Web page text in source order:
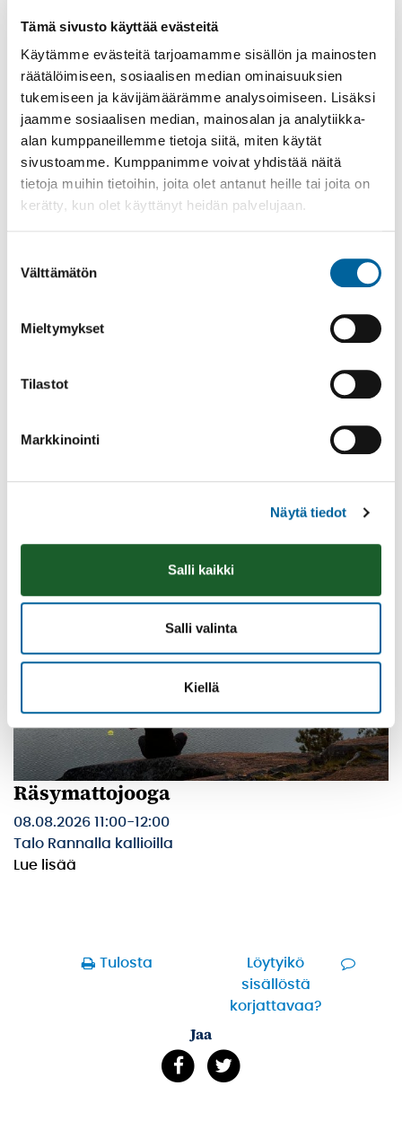
Tämä sivusto käyttää evästeitä
Käytämme evästeitä tarjoamamme sisällön ja mainosten
räätälöimiseen, sosiaalisen median ominaisuuksien
tukemiseen ja kävijämäärämme analysoimiseen. Lisäksi
jaamme sosiaalisen median, mainosalan ja analytiikka-
alan kumppaneillemme tietoja siitä, miten käytät
sivustoamme. Kumppanimme voivat yhdistää näitä
tietoja muihin tietoihin, joita olet antanut heille tai joita on
kerätty, kun olet käyttänyt heidän palvelujaan.
valinta
Välttämätön
Mieltymykset
Tilastot
Markkinointi
Näytä tiedot
Salli kaikki
Salli valinta
Kiellä
Poistomyynti kirjaston aukioloaikana
31.08.2026
Poppelikatu 10
Lue lisää
Räsymattojooga
08.08.2026 11:00-12:00
Talo Rannalla kallioilla
Lue lisää
Tulosta
Löytyikö
sisällöstä
korjattavaa?
Jaa